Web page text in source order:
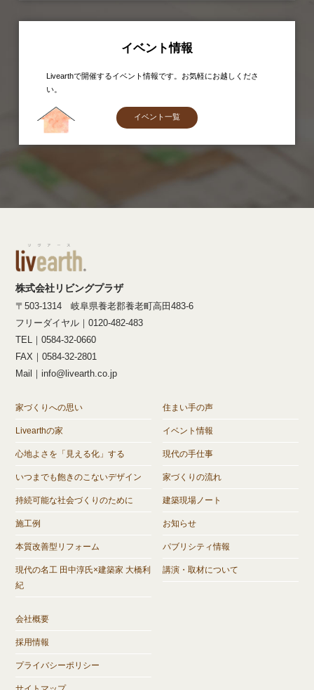
イベント情報
Livearthで開催するイベント情報です。お気軽にお越しくださ
い。
イベント一覧
株式会社リビングプラザ
〒503-1314 岐阜県養老郡養老町高田483-6
フリーダイヤル｜0120-482-483
TEL｜0584-32-0660
FAX｜0584-32-2801
Mail｜info@livearth.co.jp
家づくりへの思い
Livearthの家
心地よさを「見える化」する
いつまでも飽きのこないデザイン
持続可能な社会づくりのために
施工例
本質改善型リフォーム
現代の名工 田中淳氏×建築家 大橋利
紀
住まい手の声
イベント情報
現代の手仕事
家づくりの流れ
建築現場ノート
お知らせ
パブリシティ情報
講演・取材について
会社概要
採用情報
プライバシーポリシー